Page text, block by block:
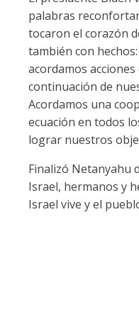
palabras
tocaron el corazón
también con
acordamos
continuación de
Acordamos una
ecuación en todos
lograr nuestros
Finalizó Netanyahu
Israel, hermanos y
Israel vive y el